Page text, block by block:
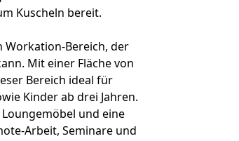
Kuscheln bereit.
Workation-Bereich, der
Mit einer Fläche von
Bereich ideal für
Kinder ab drei Jahren.
und eine
Arbeit, Seminare und